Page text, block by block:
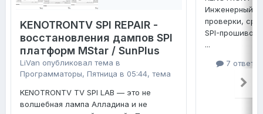
KENOTRONTV SPI REPAIR -
восстановления дампов SPI
платформ MStar / SunPlus
LiVan опубликовал тема в
Программаторы, Пятница в 05:44, тема
KENOTRONTV TV SPI LAB — это не
волшебная лампа Алладина и не
Инженерный
проверки,
SPI-прошивок
...
7 ответов